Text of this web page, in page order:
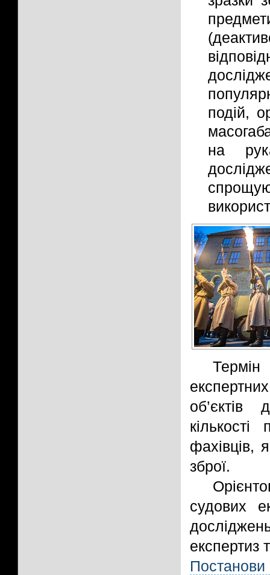
подій,
на
об’єктів
фахівців,
зброї.
судових
експертиз
Постанови